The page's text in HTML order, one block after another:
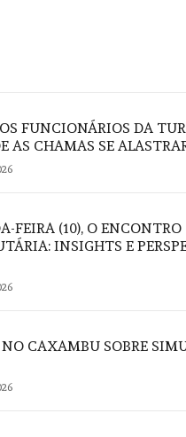
FUNCIONÁRIOS DA
AS CHAMAS SE
FEIRA (10), O
INSIGHTS E
CAXAMBU SOBRE